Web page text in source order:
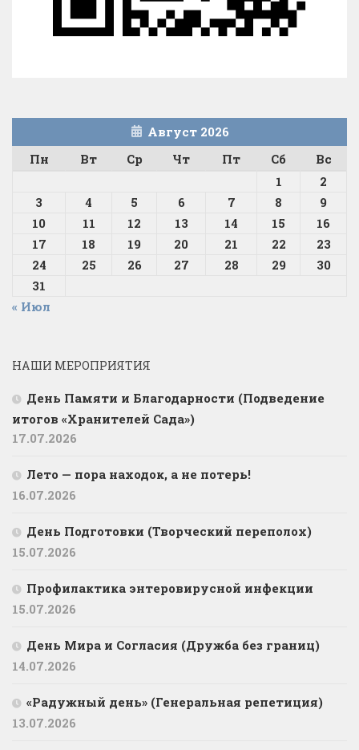
Август 2026
Пн
Вт Ср Чт Пт Сб
Вс
1
2
3
4 5 6 7 8
9
10
11 12 13 14 15
16
17
18 19 20 21 22
23
24
25 26 27 28 29
30
31
« Июл
НАШИ МЕРОПРИЯТИЯ
День Памяти и Благодарности (Подведение
итогов «Хранителей Сада»)
17.07.2026
Лето — пора находок, а не потерь!
16.07.2026
День Подготовки (Творческий переполох)
15.07.2026
Профилактика энтеровирусной инфекции
15.07.2026
День Мира и Согласия (Дружба без границ)
14.07.2026
«Радужный день» (Генеральная репетиция)
13.07.2026